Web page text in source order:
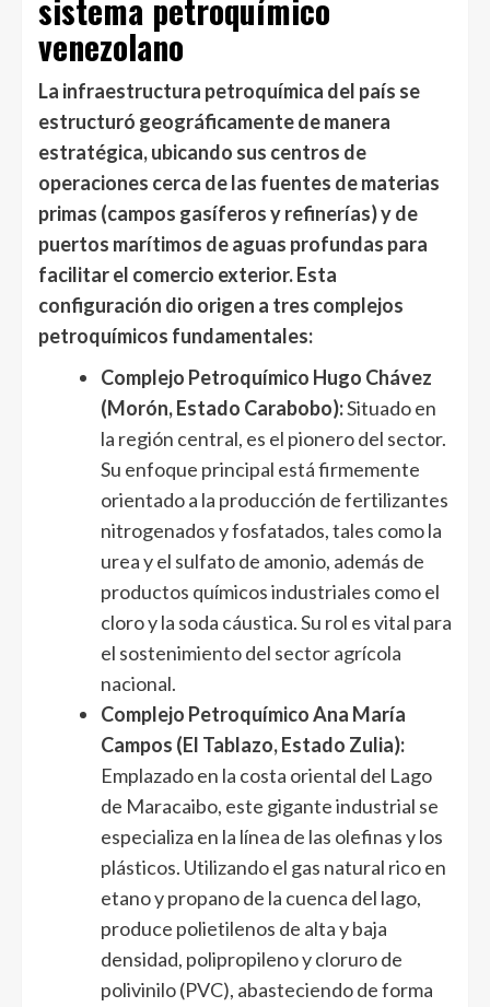
sistema petroquímico
venezolano
La infraestructura petroquímica del país se
estructuró geográficamente de manera
estratégica, ubicando sus centros de
operaciones cerca de las fuentes de materias
primas (campos gasíferos y refinerías) y de
puertos marítimos de aguas profundas para
facilitar el comercio exterior. Esta
configuración dio origen a tres complejos
petroquímicos fundamentales:
Complejo Petroquímico Hugo Chávez
(Morón, Estado Carabobo):Situado en
la región central, es el pionero del sector.
Su enfoque principal está firmemente
orientado a la producción de fertilizantes
nitrogenados y fosfatados, tales como la
urea y el sulfato de amonio, además de
productos químicos industriales como el
cloro y la soda cáustica. Su rol es vital para
el sostenimiento del sector agrícola
nacional.
Complejo Petroquímico Ana María
Campos (El Tablazo, Estado Zulia):
Emplazado en la costa oriental del Lago
de Maracaibo, este gigante industrial se
especializa en la línea de las olefinas y los
plásticos. Utilizando el gas natural rico en
etano y propano de la cuenca del lago,
produce polietilenos de alta y baja
densidad, polipropileno y cloruro de
polivinilo (PVC), abasteciendo de forma